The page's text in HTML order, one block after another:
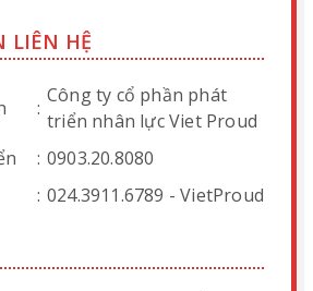
LIÊN HỆ
:
Công ty cổ phần phát
triển nhân lực Viet Proud
: 0903.20.8080
: 024.3911.6789 - VietProud